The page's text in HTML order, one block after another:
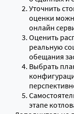
Уточнить
оценки
онлайн
Оценить
реальную
обещания
Выбрать
этапе